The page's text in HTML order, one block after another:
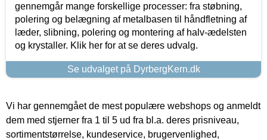
gennemgår mange forskellige processer: fra støbning,
polering og belægning af metalbasen til håndfletning af
læder, slibning, polering og montering af halv-ædelsten
og krystaller. Klik her for at se deres udvalg.
Se udvalget på DyrbergKern.dk
Vi har gennemgået de mest populære webshops og anmeldt
dem med stjerner fra 1 til 5 ud fra bl.a. deres prisniveau,
sortimentstørrelse, kundeservice, brugervenlighed,